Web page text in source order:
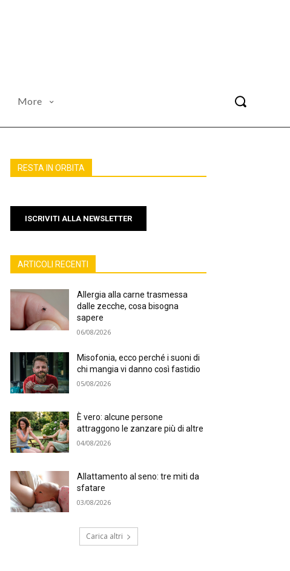
More
RESTA IN ORBITA
ISCRIVITI ALLA NEWSLETTER
ARTICOLI RECENTI
Allergia alla carne trasmessa
dalle zecche, cosa bisogna
sapere
06/08/2026
Misofonia, ecco perché i suoni di
chi mangia vi danno così fastidio
05/08/2026
È vero: alcune persone
attraggono le zanzare più di altre
04/08/2026
Allattamento al seno: tre miti da
sfatare
03/08/2026
Carica altri